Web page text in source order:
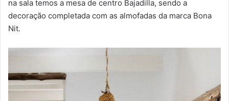
na sala temos a mesa de centro Bajadilla, sendo a
decoração completada com as almofadas da marca Bona
Nit.